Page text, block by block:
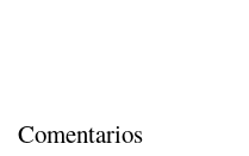
Comentarios